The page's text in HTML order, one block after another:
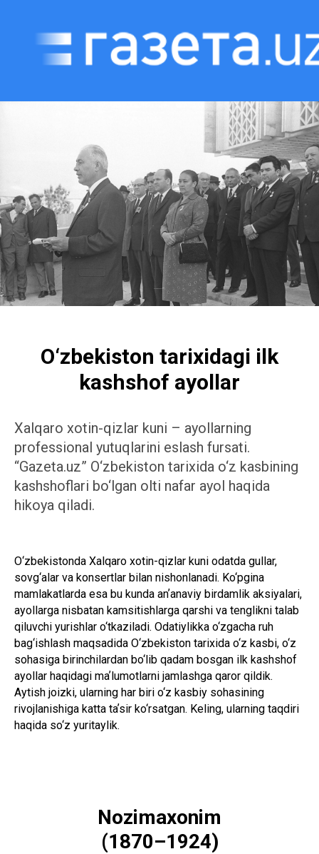
O‘zbekiston tarixidagi ilk
kashshof ayollar
Xalqaro xotin-qizlar kuni – ayollarning
professional yutuqlarini eslash fursati.
“Gazeta.uz” O‘zbekiston tarixida o‘z kasbining
kashshoflari bo‘lgan olti nafar ayol haqida
hikoya qiladi.
O‘zbekistonda Xalqaro xotin-qizlar kuni odatda gullar,
sovg‘alar va konsertlar bilan nishonlanadi. Ko‘pgina
mamlakatlarda esa bu kunda anʼanaviy birdamlik aksiyalari,
ayollarga nisbatan kamsitishlarga qarshi va tenglikni talab
qiluvchi yurishlar o‘tkaziladi. Odatiylikka o‘zgacha ruh
bag‘ishlash maqsadida O‘zbekiston tarixida o‘z kasbi, o‘z
sohasiga birinchilardan bo‘lib qadam bosgan ilk kashshof
ayollar haqidagi maʼlumotlarni jamlashga qaror qildik.
Aytish joizki, ularning har biri o‘z kasbiy sohasining
rivojlanishiga katta taʼsir ko‘rsatgan. Keling, ularning taqdiri
haqida so‘z yuritaylik.
Nozimaxonim
(1870–1924)